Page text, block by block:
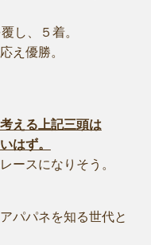
し、５着。
え優勝。
える上記三頭は
はず。
ースになりそう。
パパネを知る世代と